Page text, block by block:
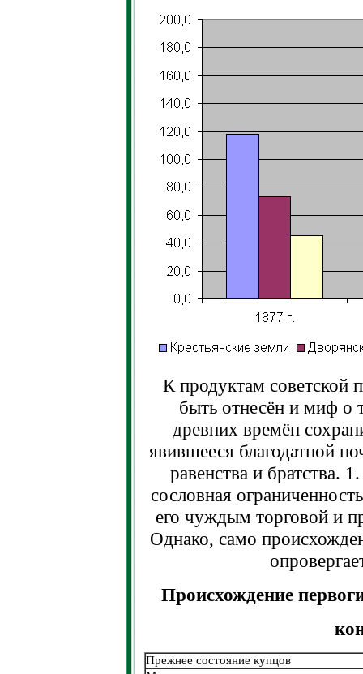
К продуктам советской
быть отнесён и миф о
древних времён
явившееся благодатной
равенства и братства.
сословная
его чуждым торговой и
Однако, само
Происхождение
Прежнее состояние купцов